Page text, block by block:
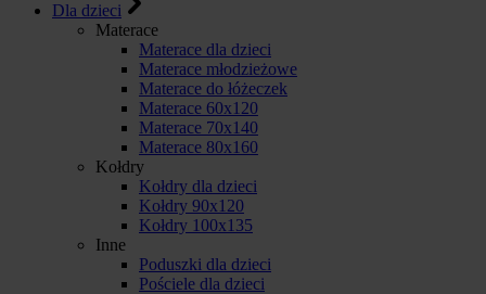
Dla dzieci
Materace
Materace dla dzieci
Materace młodzieżowe
Materace do łóżeczek
Materace 60x120
Materace 70x140
Materace 80x160
Kołdry
Kołdry dla dzieci
Kołdry 90x120
Kołdry 100x135
Inne
Poduszki dla dzieci
Pościele dla dzieci